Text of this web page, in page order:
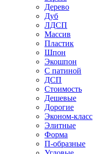
Дерево
Дуб
ЛДСП
Массив
Пластик
Шпон
Экошпон
С патиной
ДСП
Стоимость
Дешевые
Дорогие
Эконом-класс
Элитные
Форма
П-образные